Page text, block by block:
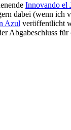
Innovando el
dabei (wenn
Azul veröffentlicht
Abgabeschluss für